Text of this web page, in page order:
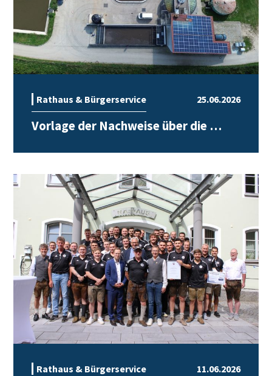
25.06.2026
Rathaus & Bürgerservice
Vorlage der Nachweise über die …
11.06.2026
Rathaus & Bürgerservice